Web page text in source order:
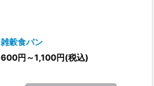
雑穀食パン
600円 ～1,100円(税込)